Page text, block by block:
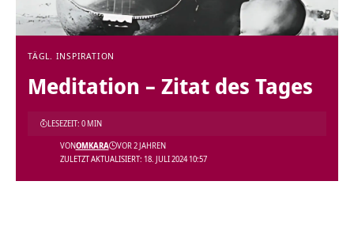
TÄGL. INSPIRATION
Meditation – Zitat des Tages
ZULETZT AKTUALISIERT: 18. JULI 2024 10:57
VONOMKARA VOR 2 JAHREN
LESEZEIT: 0 MIN